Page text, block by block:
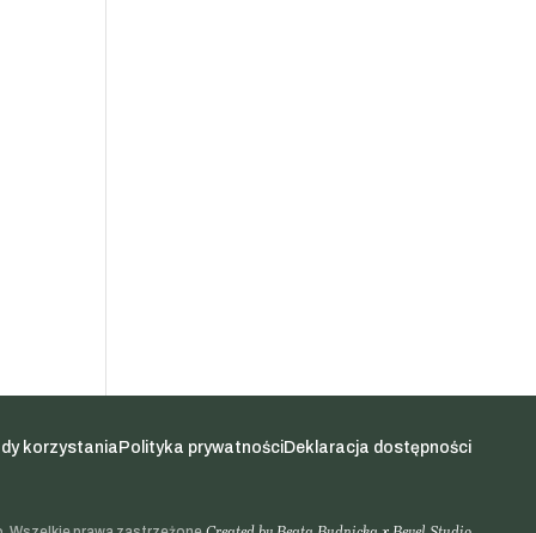
korzystaniaPolityka prywatnościDeklaracja dostępności